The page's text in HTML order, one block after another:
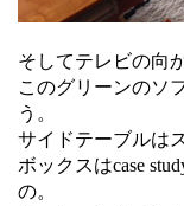
そしてテレビの向
このグリーンのソ
う。
サイドテーブルは
ボックスはcase
の。